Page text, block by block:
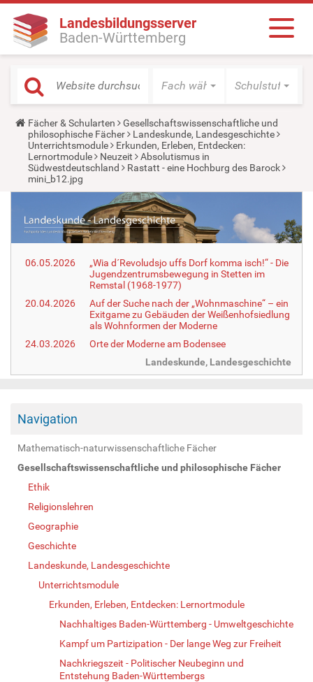
Landesbildungsserver
Baden-Württemberg
Fach wählen Schulstufe
Y
o
u
a
r
e
h
e
:
Fächer & Schularten
Gesellschaftswissenschaftliche und
philosophische Fächer
Landeskunde, Landesgeschichte
Unterrichtsmodule
Erkunden, Erleben, Entdecken:
Lernortmodule
Neuzeit
Absolutismus in
Südwestdeutschland
Rastatt - eine Hochburg des Barock
mini_b12.jpg
06.05.2026
„Wia d´Revoludsjo uffs Dorf komma isch!“ - Die
Jugendzentrumsbewegung in Stetten im
Remstal (1968-1977)
20.04.2026
Auf der Suche nach der „Wohnmaschine“ – ein
Exitgame zu Gebäuden der Weißenhofsiedlung
als Wohnformen der Moderne
24.03.2026
Orte der Moderne am Bodensee
Landeskunde, Landesgeschichte
Navigation
Mathematisch-naturwissenschaftliche Fächer
Gesellschaftswissenschaftliche und philosophische Fächer
Ethik
Religionslehren
Geographie
Geschichte
Landeskunde, Landesgeschichte
Unterrichtsmodule
Erkunden, Erleben, Entdecken: Lernortmodule
Nachhaltiges Baden-Württemberg - Umweltgeschichte
Kampf um Partizipation - Der lange Weg zur Freiheit
Nachkriegszeit - Politischer Neubeginn und
Entstehung Baden-Württembergs